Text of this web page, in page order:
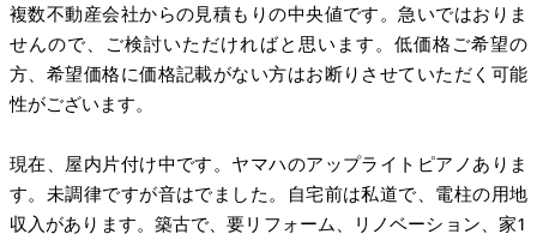
複数不動産会社からの見積もりの中央値です。急いではおりま
せんので、ご検討いただければと思います。低価格ご希望の
方、希望価格に価格記載がない方はお断りさせていただく可能
性がございます。
現在、屋内片付け中です。ヤマハのアップライトピアノありま
す。未調律ですが音はでました。自宅前は私道で、電柱の用地
収入があります。築古で、要リフォーム、リノベーション、家1